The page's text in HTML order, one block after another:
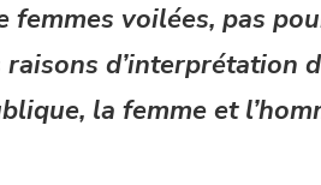
femmes voilées, pas
d’interprétation
la femme et